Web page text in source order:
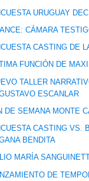
URUGUAY
CÁMARA
CASTING DE
FUNCIÓN DE
TALLER
ESCANLAR
DE SEMANA MONTE
CASTING VS.
BENDITA
MARÍA
DE